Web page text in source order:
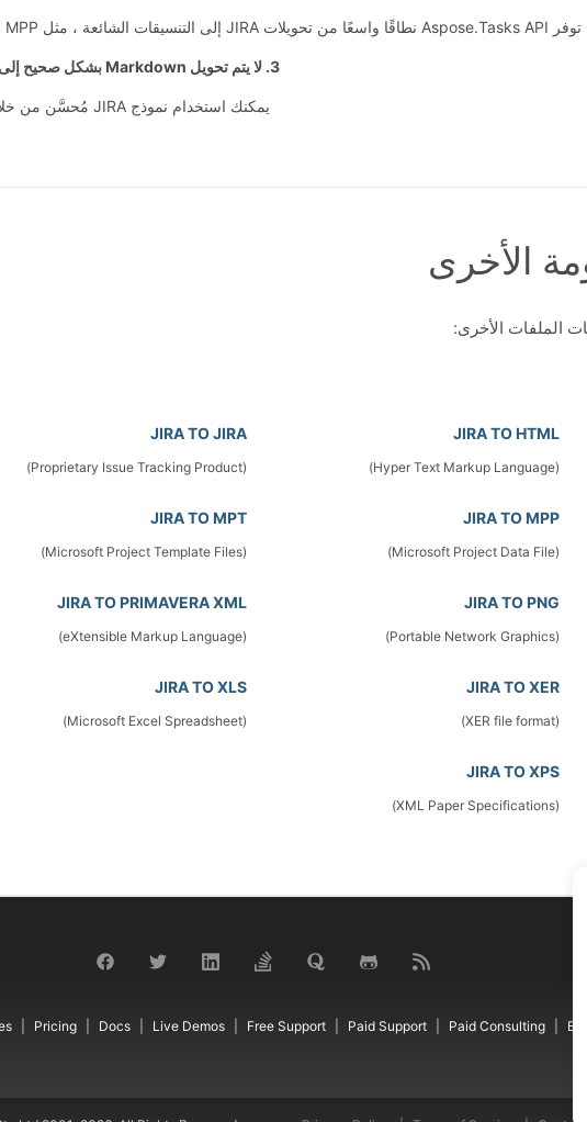
توفر Aspose.Tasks API نطاقًا واسعًا من تحويلات JIRA إلى التنسيقات الشائعة ، مثل MPP و MPX و XLS و XLSX و BMP و JPEG و TIFF وغيرها.
3. لا يتم تحويل Markdown بشكل صحيح إلى JIRA. كيف يمكنني تحويل MD إلى JIRA بشكل صحيح؟
يمكنك استخدام نموذج JIRA مُحسَّن من خلال تعيين نموذج التصعيد على: {{details_custom_jira}}.
JIRA TO HTML
(Hyper Text Markup Language)
JIRA TO JIRA
(Proprietary Issue Tracking Product)
JIRA TO MPP
(Microsoft Project Data File)
JIRA TO MPT
(Microsoft Project Template Files)
JIRA TO PNG
(Portable Network Graphics)
JIRA TO PRIMAVERA XML
(eXtensible Markup Language)
JIRA TO XER
(XER file format)
JIRA TO XLS
(Microsoft Excel Spreadsheet)
JIRA TO XPS
(XML Paper Specifications)
Pricing Docs Live Demos Free Support Paid Support Paid Consulting Blog